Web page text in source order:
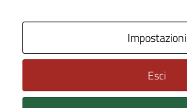
Impostazioni
Esci